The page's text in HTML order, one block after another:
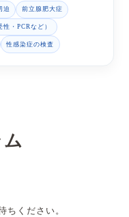
迫 前立腺肥大症
・PCRなど）
性感染症の検査
ちください。